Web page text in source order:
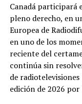
Canadá participará
pleno derecho, en
Europea de
en uno de los
reciente del
continúa sin
de
edición de 2026